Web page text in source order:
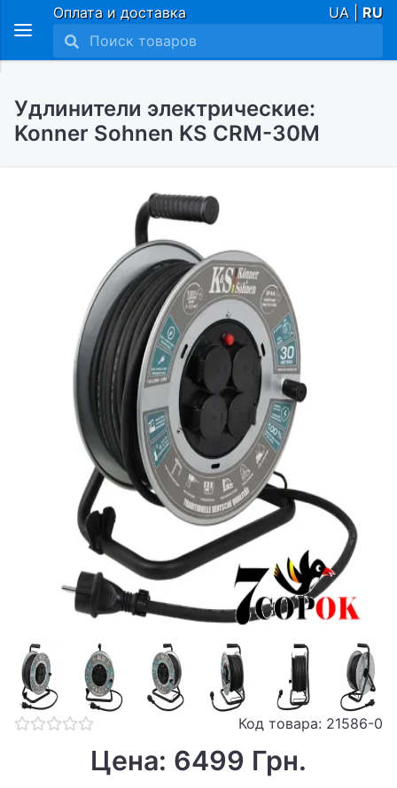
Оплата и доставка UA | RU
Удлинители электрические:
Konner Sohnen KS CRM-30M
Код товара: 21586-0
Цена: 6499 Грн.